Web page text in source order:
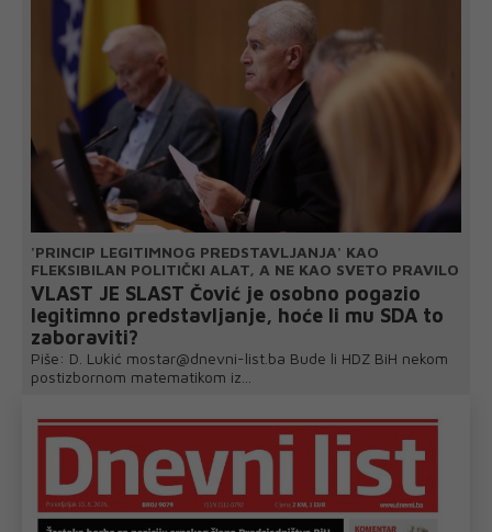
'PRINCIP LEGITIMNOG PREDSTAVLJANJA' KAO
FLEKSIBILAN POLITIČKI ALAT, A NE KAO SVETO PRAVILO
VLAST JE SLAST Čović je osobno pogazio
legitimno predstavljanje, hoće li mu SDA to
zaboraviti?
Piše: D. Lukić mostar@dnevni-list.ba Bude li HDZ BiH nekom
postizbornom matematikom iz...